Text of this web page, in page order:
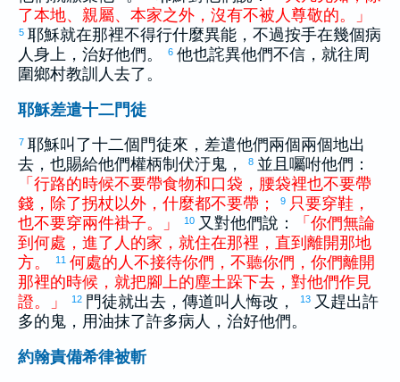
了本地、 親屬、 本家之外 ， 沒有不被 人尊敬的。 」
5 耶穌就在那裡不得行什麼異能，不過按手在幾個病
人身上，治好他們。
6 他也詫異他們不信，就往周
圍鄉村教訓人去了。
耶穌差遣十二門徒
7 耶穌叫了十二個門徒來，差遣他們兩個兩個地出
去，也賜給他們權柄制伏汙鬼，
8 並且囑咐他們：
「 行路的時候不要帶食物和 口袋 ， 腰袋裡也不要帶
錢 ， 除了拐杖以外 ， 什麼都不要帶 ； 9 只要穿鞋 ，
也不要穿兩件褂子。 」 10 又對他們說： 「 你們無論
到 何處 ， 進了 人 的家 ， 就住在那裡 ， 直到 離開那地
方。 11 何處的 人不接待你們 ， 不聽你們 ， 你們離開
那裡的時候 ， 就把腳上的塵土跺下去 ， 對他們作見
證。 」 12 門徒就出去，傳道叫人悔改， 13 又趕出許
多的鬼，用油抹了許多病人，治好他們。
約翰責備希律被斬